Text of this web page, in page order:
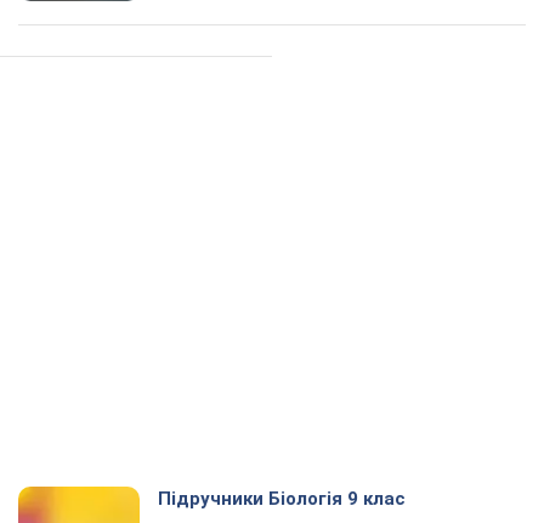
Підручники Біологія 9 клас